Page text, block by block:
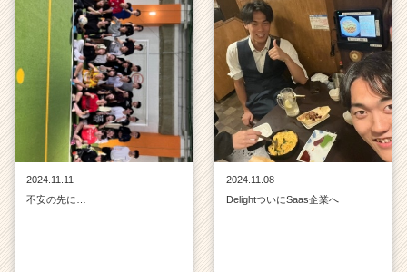
2024.11.11
不安の先に…
2024.11.08
DelightついにSaas企業へ